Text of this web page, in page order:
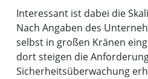
Interessant ist dabei die
Nach Angaben des
selbst in großen Kränen
dort steigen die
Sicherheitsüberwachung